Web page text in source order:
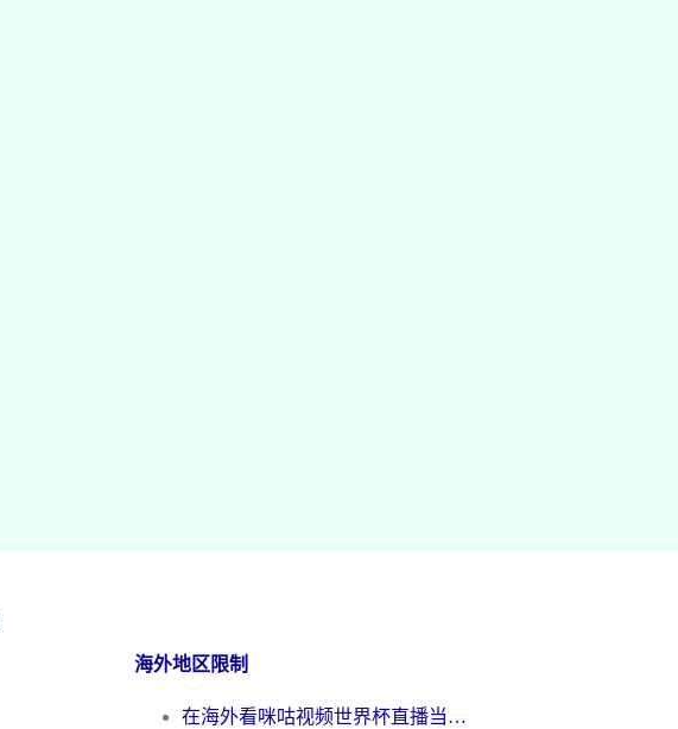
海外地区限制
在海外看咪咕视频世界杯直播当前IP受限制？这篇指南帮你搞定所有体育赛事观看难题